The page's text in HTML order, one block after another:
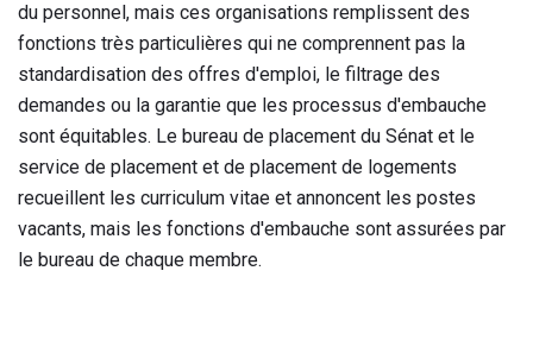
du personnel, mais ces organisations remplissent des
fonctions très particulières qui ne comprennent pas la
standardisation des offres d'emploi, le filtrage des
demandes ou la garantie que les processus d'embauche
sont équitables. Le bureau de placement du Sénat et le
service de placement et de placement de logements
recueillent les curriculum vitae et annoncent les postes
vacants, mais les fonctions d'embauche sont assurées par
le bureau de chaque membre.